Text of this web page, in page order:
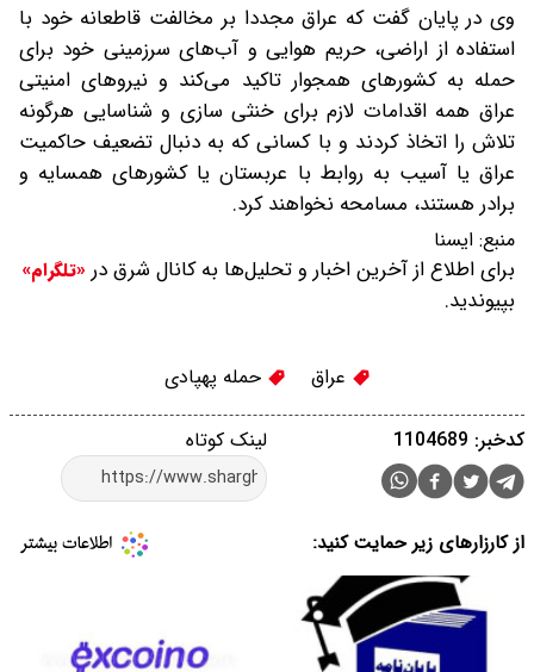
وی در پایان گفت که عراق مجددا بر مخالفت قاطعانه خود با
استفاده از اراضی، حریم هوایی و آب‌های سرزمینی خود برای
حمله به کشورهای همجوار تاکید می‌کند و نیروهای امنیتی
عراق همه اقدامات لازم برای خنثی سازی و شناسایی هرگونه
تلاش را اتخاذ کردند و با کسانی که به دنبال تضعیف حاکمیت
عراق یا آسیب به روابط با عربستان یا کشورهای همسایه و
برادر هستند، مسامحه نخواهند کرد.
منبع: ایسنا
برای اطلاع از آخرین اخبار و تحلیل‌ها به کانال شرق در «تلگرام»
بپیوندید.
عراق حمله پهپادی
لینک کوتاه کدخبر: 1104689
از کارزارهای زیر حمایت کنید: